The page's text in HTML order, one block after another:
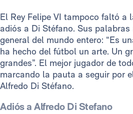
El Rey Felipe VI tampoco faltó a
adiós a Di Stéfano. Sus
general del mundo entero: “Es
ha hecho del fútbol un arte. Un
grandes”. El mejor jugador de
marcando la pauta a seguir por
Alfredo Di Stéfano.
Adiós a Alfredo Di Stefano